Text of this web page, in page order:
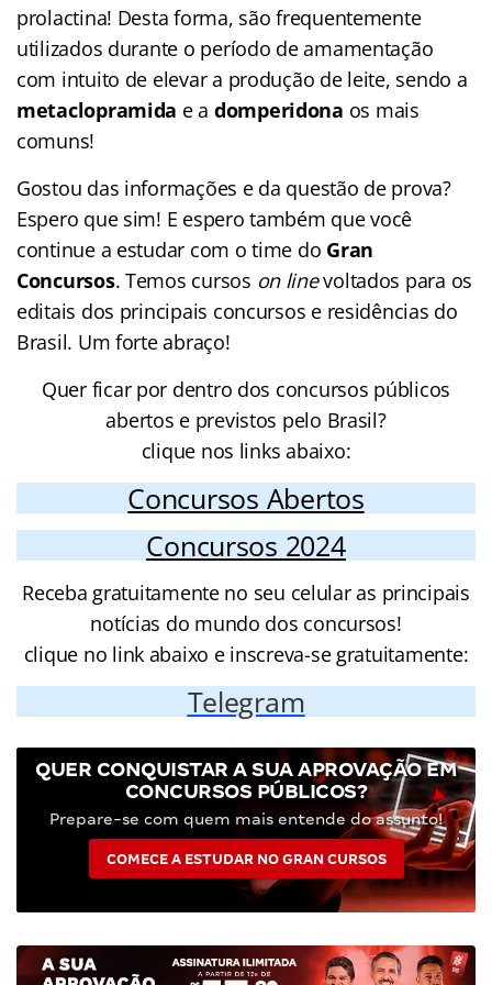
prolactina! Desta forma, são frequentemente
utilizados durante o período de amamentação
com intuito de elevar a produção de leite, sendo a
metaclopramida e a domperidona os mais
comuns!
Gostou das informações e da questão de prova?
Espero que sim! E espero também que você
continue a estudar com o time do Gran
Concursos. Temos cursos on linevoltados para os
editais dos principais concursos e residências do
Brasil. Um forte abraço!
Quer ficar por dentro dos concursos públicos
abertos e previstos pelo Brasil?
clique nos links abaixo:
Concursos Abertos
Concursos 2024
Receba gratuitamente no seu celular as principais
notícias do mundo dos concursos!
clique no link abaixo e inscreva-se gratuitamente:
Telegram
QUER CONQUISTAR A SUA APROVAÇÃO EM
CONCURSOS PÚBLICOS?
Prepare-se com quem mais entende do assunto!
COMECE A ESTUDAR NO GRAN CURSOS